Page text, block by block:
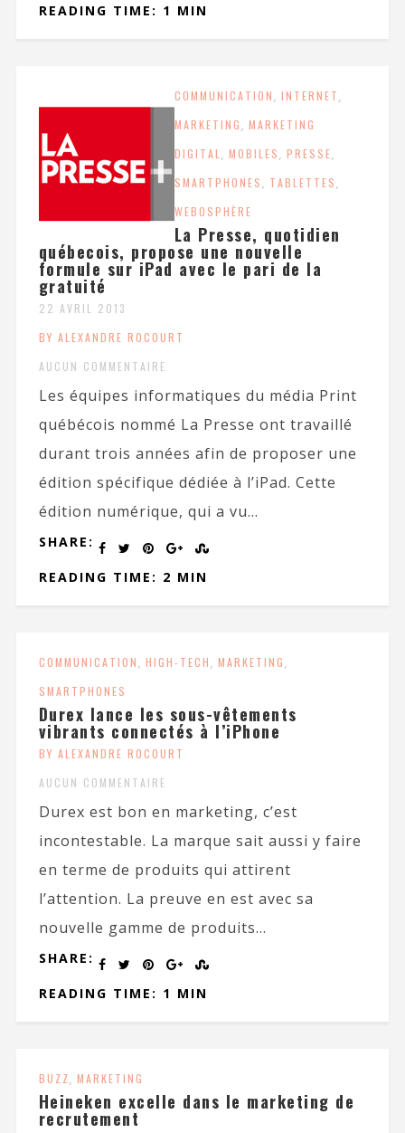
READING TIME: 1 MIN
COMMUNICATION, INTERNET,
MARKETING, MARKETING
DIGITAL , MOBILES, PRESSE,
SMARTPHONES, TABLETTES,
WEBOSPHÈRE
La Presse, quotidien
québecois, propose une nouvelle
formule sur iPad avec le pari de la
gratuité
22 AVRIL 2013
BY ALEXANDRE ROCOURT
AUCUN COMMENTAIRE
Les équipes informatiques du média Print
québécois nommé La Presse ont travaillé
durant trois années afin de proposer une
édition spécifique dédiée à l’iPad. Cette
édition numérique, qui a vu...
SHARE:
READING TIME: 2 MIN
COMMUNICATION, HIGH-TECH, MARKETING,
SMARTPHONES
Durex lance les sous-vêtements
vibrants connectés à l’iPhone
BY ALEXANDRE ROCOURT
AUCUN COMMENTAIRE
Durex est bon en marketing, c’est
incontestable. La marque sait aussi y faire
en terme de produits qui attirent
l’attention. La preuve en est avec sa
nouvelle gamme de produits...
SHARE:
READING TIME: 1 MIN
BUZZ, MARKETING
Heineken excelle dans le marketing de
recrutement